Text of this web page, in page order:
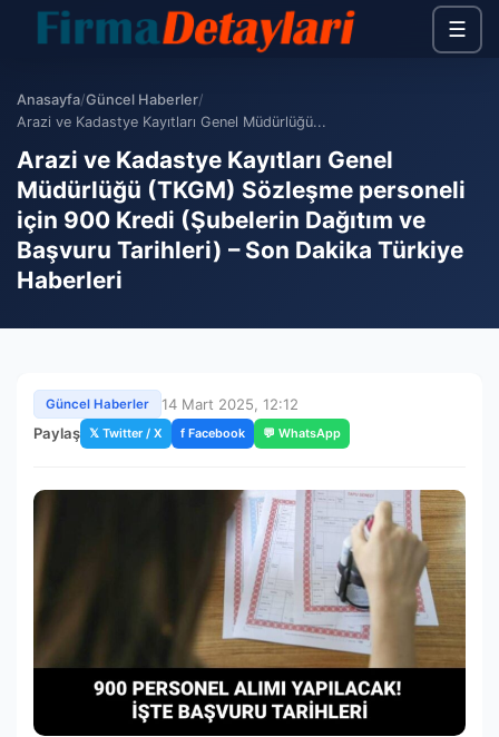
☰
Anasayfa/Güncel Haberler/
Arazi ve Kadastye Kayıtları Genel Müdürlüğü...
Arazi ve Kadastye Kayıtları Genel
Müdürlüğü (TKGM) Sözleşme personeli
için 900 Kredi (Şubelerin Dağıtım ve
Başvuru Tarihleri) – Son Dakika Türkiye
Haberleri
Güncel Haberler
14 Mart 2025, 12:12
Paylaş 𝕏 Twitter / X f Facebook 💬 WhatsApp